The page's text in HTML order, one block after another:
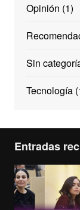
Opinión (1)
Sin
Tecnología
Entradas